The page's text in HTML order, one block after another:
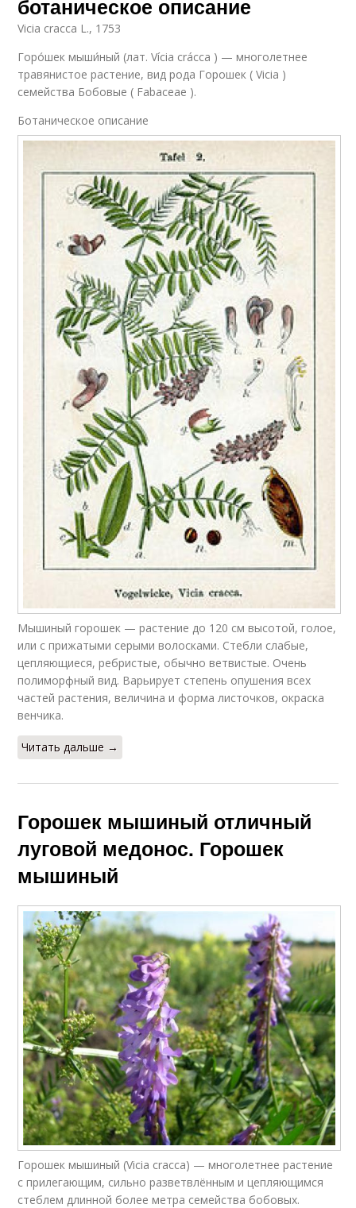
ботаническое описание
Vicia cracca L., 1753
Горо́шек мыши́ный (лат. Vícia crácca ) — многолетнее
травянистое растение, вид рода Горошек ( Vicia )
семейства Бобовые ( Fabaceae ).
Ботаническое описание
Мышиный горошек — растение до 120 см высотой, голое,
или с прижатыми серыми волосками. Стебли слабые,
цепляющиеся, ребристые, обычно ветвистые. Очень
полиморфный вид. Варьирует степень опушения всех
частей растения, величина и форма листочков, окраска
венчика.
Читать дальше →
Горошек мышиный отличный
луговой медонос. Горошек
мышиный
Горошек мышиный (Vicia cracca) — многолетнее растение
с прилегающим, сильно разветвлённым и цепляющимся
стеблем длинной более метра семейства бобовых.